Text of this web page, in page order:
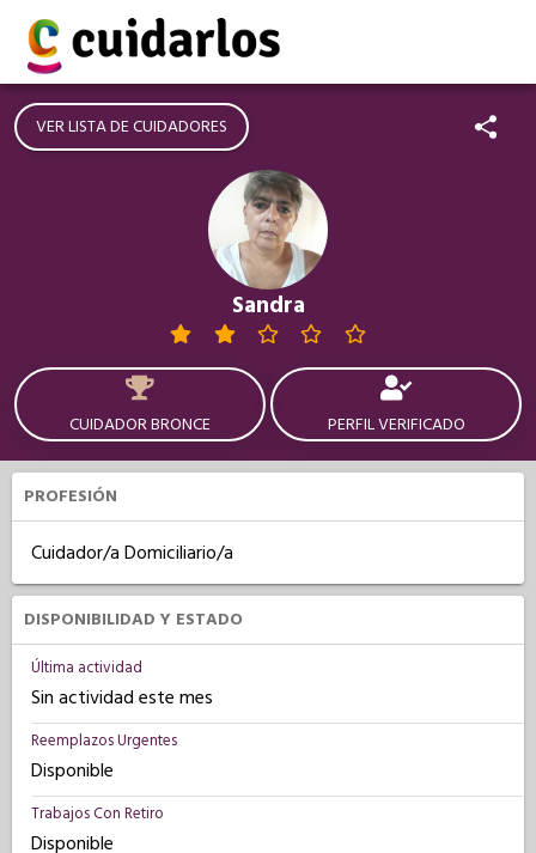
VER LISTA DE CUIDADORES
Sandra
CUIDADOR BRONCE PERFIL VERIFICADO
PROFESIÓN
Cuidador/a Domiciliario/a
DISPONIBILIDAD Y ESTADO
Última actividad
Sin actividad este mes
Reemplazos Urgentes
Disponible
Trabajos Con Retiro
Disponible